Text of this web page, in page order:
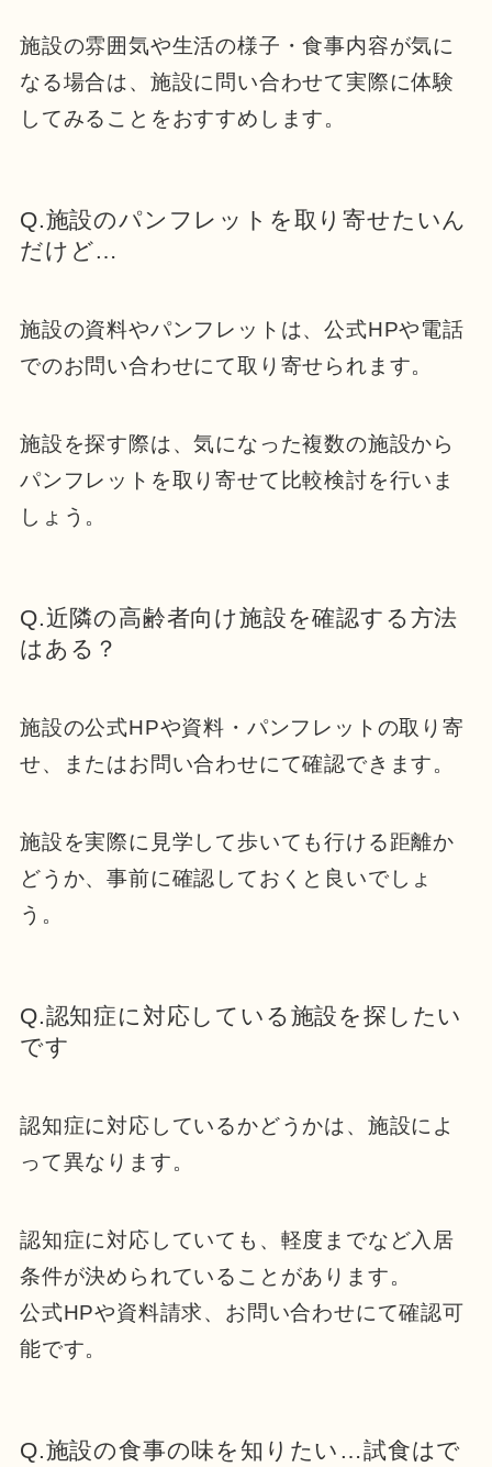
施設の雰囲気や生活の様子・食事内容が気に
なる場合は、施設に問い合わせて実際に体験
してみることをおすすめします。
Q.施設のパンフレットを取り寄せたいん
だけど…
施設の資料やパンフレットは、公式HPや電話
でのお問い合わせにて取り寄せられます。
施設を探す際は、気になった複数の施設から
パンフレットを取り寄せて比較検討を行いま
しょう。
Q.近隣の高齢者向け施設を確認する方法
はある？
施設の公式HPや資料・パンフレットの取り寄
せ、またはお問い合わせにて確認できます。
施設を実際に見学して歩いても行ける距離か
どうか、事前に確認しておくと良いでしょ
う。
Q.認知症に対応している施設を探したい
です
認知症に対応しているかどうかは、施設によ
って異なります。
認知症に対応していても、軽度までなど入居
条件が決められていることがあります。
公式HPや資料請求、お問い合わせにて確認可
能です。
Q.施設の食事の味を知りたい…試食はで